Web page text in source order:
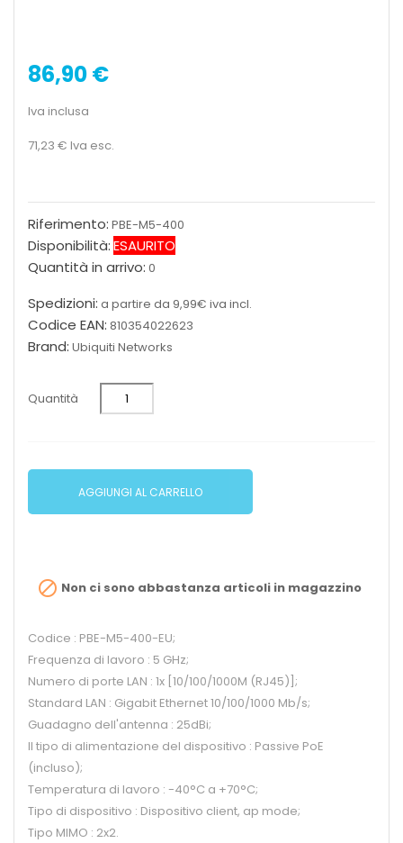
86,90 €
Iva inclusa
71,23 € Iva esc.
Riferimento: PBE-M5-400
Disponibilità:ESAURITO
Quantità in arrivo: 0
Spedizioni: a partire da 9,99€ iva incl.
Codice EAN: 810354022623
Brand: Ubiquiti Networks
Quantità
AGGIUNGI AL CARRELLO
 Non ci sono abbastanza articoli in magazzino
Codice : PBE-M5-400-EU;
Frequenza di lavoro : 5 GHz;
Numero di porte LAN : 1x [10/100/1000M (RJ45)];
Standard LAN : Gigabit Ethernet 10/100/1000 Mb/s;
Guadagno dell'antenna : 25dBi;
Il tipo di alimentazione del dispositivo : Passive PoE
(incluso);
Temperatura di lavoro : -40°C a +70°C;
Tipo di dispositivo : Dispositivo client, ap mode;
Tipo MIMO : 2x2.